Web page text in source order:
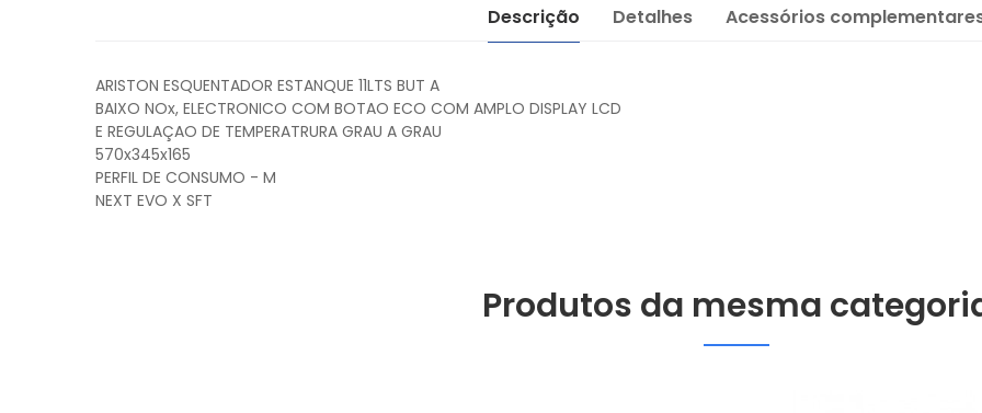
Descrição Detalhes Acessórios
ARISTON ESQUENTADOR ESTANQUE 11LTS BUT A
BAIXO NOx, ELECTRONICO COM BOTAO ECO COM AMPLO DISPLAY LCD
E REGULAÇAO DE TEMPERATRURA GRAU A GRAU
570x345x165
PERFIL DE CONSUMO - M
NEXT EVO X SFT
Produtos da mesma